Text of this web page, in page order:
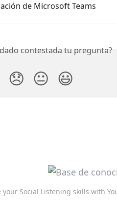
de Microsoft Teams
contestada tu pregunta?
😞 😐 😃
your Social Listening skills with